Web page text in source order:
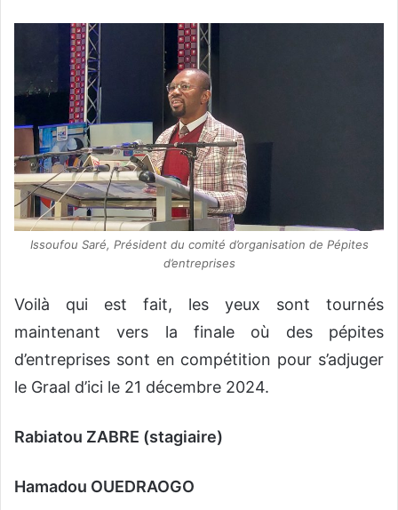
Issoufou Saré, Président du comité d’organisation de Pépites
d’entreprises
Voilà qui est fait, les yeux sont tournés
maintenant vers la finale où des pépites
d’entreprises sont en compétition pour s’adjuger
le Graal d’ici le 21 décembre 2024.
Rabiatou ZABRE (stagiaire)
Hamadou OUEDRAOGO